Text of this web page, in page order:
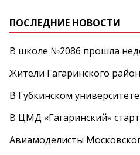
ПОСЛЕДНИЕ НОВОСТИ
В школе №2086 прошла
Жители Гагаринского
В Губкинском
В ЦМД «Гагаринский»
Авиамоделисты